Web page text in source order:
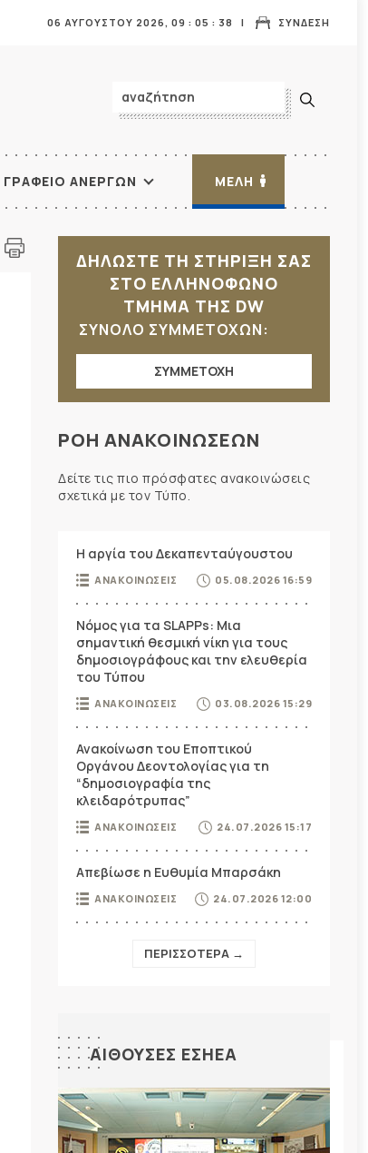
ΣΥΝΔΕΣΗ
06 ΑΥΓΟΥΣΤΟΥ 2026, 09 : 05 : 39
ΓΡΑΦΕΙΟ ΑΝΕΡΓΩΝ ΜΕΛΗ
ΔΗΛΩΣΤΕ ΤΗ ΣΤΗΡΙΞΗ ΣΑΣ
ΣΤΟ ΕΛΛΗΝΟΦΩΝΟ
ΤΜΗΜΑ ΤΗΣ DW
ΣΥΝΟΛΟ ΣΥΜΜΕΤΟΧΩΝ:
ΣΥΜΜΕΤΟΧΗ
ΡΟΗ ΑΝΑΚΟΙΝΩΣΕΩΝ
Δείτε τις πιο πρόσφατες ανακοινώσεις
σχετικά με τον Τύπο.
Η αργία του Δεκαπενταύγουστου
ΑΝΑΚΟΙΝΩΣΕΙΣ 05.08.2026 16:59
Νόμος για τα SLAPPs: Μια
σημαντική θεσμική νίκη για τους
δημοσιογράφους και την ελευθερία
του Τύπου
ΑΝΑΚΟΙΝΩΣΕΙΣ 03.08.2026 15:29
Ανακοίνωση του Εποπτικού
Οργάνου Δεοντολογίας για τη
“δημοσιογραφία της
κλειδαρότρυπας”
ΑΝΑΚΟΙΝΩΣΕΙΣ 24.07.2026 15:17
Απεβίωσε η Ευθυμία Μπαρσάκη
ΑΝΑΚΟΙΝΩΣΕΙΣ 24.07.2026 12:00
ΠΕΡΙΣΣΟΤΕΡΑ →
ΑΙΘΟΥΣΕΣ ΕΣΗΕΑ